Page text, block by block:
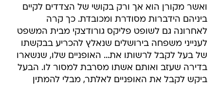
ואשר מקורן הוא אך ורק בקושי של הצדדים לקיים
ביניהם הידברות מסודרת ומכובדת. כך קרה
לאחרונה גם לשופט פליקס גורודצקי מבית המשפט
לענייני משפחה בירושלים שנאלץ להכריע בבקשתו
של בעל לקבל לרשותו את... האופניים שלו, שנשארו
בדירה שעזב ואותם אשתו מסרבת למסור לו. הבעל
ביקש לקבל את האופניים לאלתר, מבלי להמתין